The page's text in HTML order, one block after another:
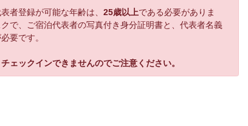
者登録が可能な年齢は、 25歳以上である必要がありま
で、ご宿泊代表者の写真付き身分証明書と、代表者名義
要です。
チェックインできませんのでご注意ください。